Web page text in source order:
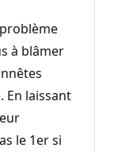
à blâmer
En laissant
le 1er si